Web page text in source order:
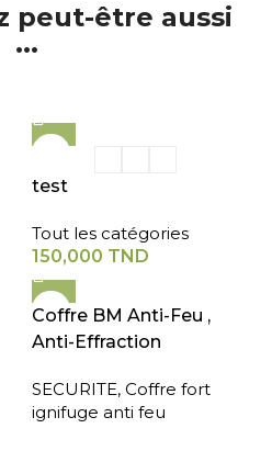
peut-être aussi
...
test
Tout les catégories
150,000 TND
Coffre BM Anti-Feu ,
Anti-Effraction
SECURITE, Coffre fort
ignifuge anti feu